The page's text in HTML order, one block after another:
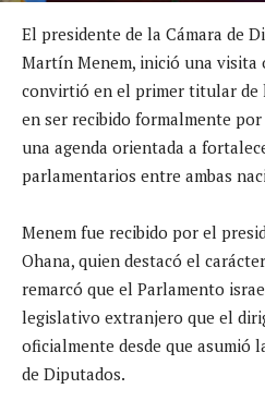
El presidente de la Cámara de
Martín Menem, inició una visita
convirtió en el primer titular de
en ser recibido formalmente
una agenda orientada a
parlamentarios entre ambas
Menem fue recibido por el
Ohana, quien destacó el
remarcó que el Parlamento
legislativo extranjero que el
oficialmente desde que asumió
de Diputados.